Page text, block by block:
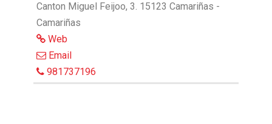
Canton Miguel Feijoo, 3. 15123 Camariñas -
Camariñas
Web
Email
981737196